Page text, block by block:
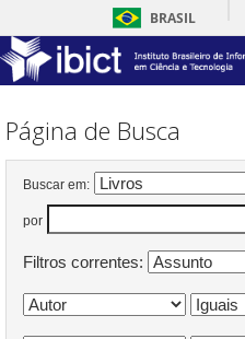
BRASIL
Página de Busca
Buscar em:
por
Filtros correntes: